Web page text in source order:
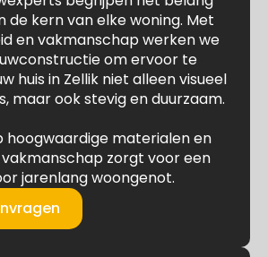
de kern van elke woning. Met
en vakmanschap werken we
om ervoor te
huis in Zellik niet alleen visueel
maar ook stevig en duurzaam.
hoogwaardige materialen en
zorgt voor een
jarenlang woongenot.